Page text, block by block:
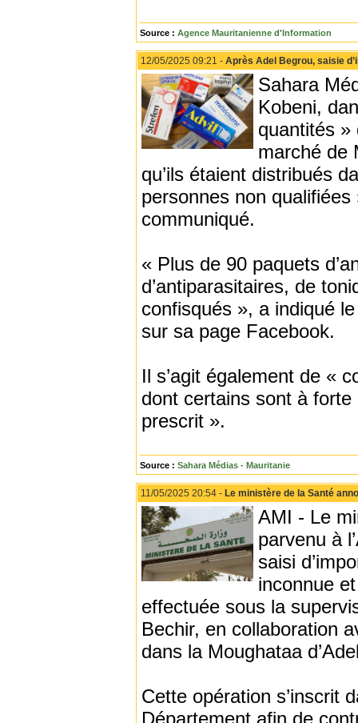
Source : Agence Mauritanienne d'Information
12/05/2025 09:21 - Après Adel Begrou, saisie
Sahara
Kobeni,
quantités »
marché de
qu’ils étaient distribués
personnes non
communiqué.
« Plus de 90 paquets
d’antiparasitaires, de
confisqués », a indiqué
sur sa page Facebook.
Il s’agit également de «
dont certains sont à
prescrit ».
Source : Sahara Médias - Mauritanie
11/05/2025 20:54 - Le ministère de la Santé
AMI - Le
parvenu à
saisi
inconnue
effectuée sous la
Bechir, en collaboration
dans la Moughataa
Cette opération s’inscrit
Département afin de